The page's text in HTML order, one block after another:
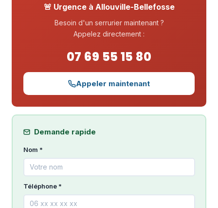
🚨 Urgence à Allouville-Bellefosse
Besoin d'un serrurier maintenant ?
Appelez directement :
07 69 55 15 80
Appeler maintenant
Demande rapide
Nom *
Téléphone *